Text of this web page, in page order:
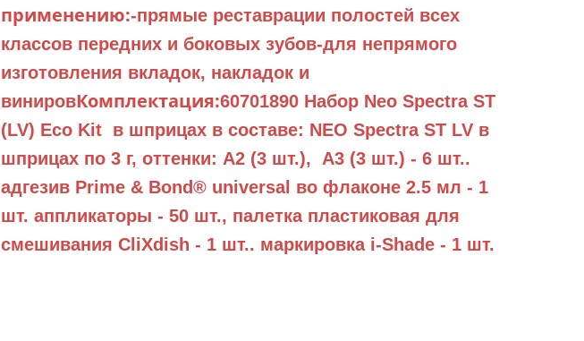
применению:-прямые реставрации полостей всех
классов передних и боковых зубов-для непрямого
изготовления вкладок, накладок и
винировКомплектация:60701890 Набор Neo Spectra ST
(LV) Eco Kit в шприцах в составе: NEO Spectra ST LV в
шприцах по 3 г, оттенки: А2 (3 шт.), А3 (3 шт.) - 6 шт..
адгезив Prime & Bond® universal во флаконе 2.5 мл - 1
шт. аппликаторы - 50 шт., палетка пластиковая для
смешивания CliXdish - 1 шт.. маркировка i-Shade - 1 шт.